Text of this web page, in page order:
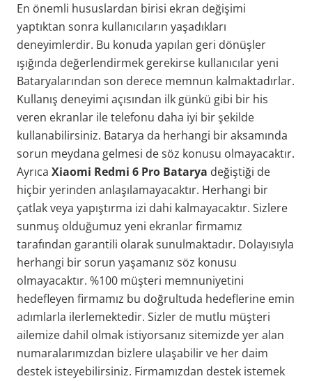
En önemli hususlardan birisi ekran değişimi
yaptıktan sonra kullanıcıların yaşadıkları
deneyimlerdir. Bu konuda yapılan geri dönüşler
ışığında değerlendirmek gerekirse kullanıcılar yeni
Bataryalarından son derece memnun kalmaktadırlar.
Kullanış deneyimi açısından ilk günkü gibi bir his
veren ekranlar ile telefonu daha iyi bir şekilde
kullanabilirsiniz. Batarya da herhangi bir aksamında
sorun meydana gelmesi de söz konusu olmayacaktır.
Ayrıca Xiaomi Redmi 6 Pro Batarya değiştiği de
hiçbir yerinden anlaşılamayacaktır. Herhangi bir
çatlak veya yapıştırma izi dahi kalmayacaktır. Sizlere
sunmuş olduğumuz yeni ekranlar firmamız
tarafından garantili olarak sunulmaktadır. Dolayısıyla
herhangi bir sorun yaşamanız söz konusu
olmayacaktır. %100 müşteri memnuniyetini
hedefleyen firmamız bu doğrultuda hedeflerine emin
adımlarla ilerlemektedir. Sizler de mutlu müşteri
ailemize dahil olmak istiyorsanız sitemizde yer alan
numaralarımızdan bizlere ulaşabilir ve her daim
destek isteyebilirsiniz. Firmamızdan destek istemek